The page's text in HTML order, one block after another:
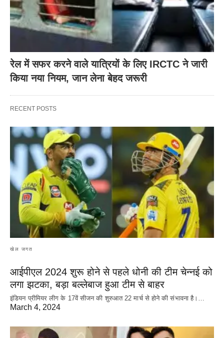
रेल में सफर करने वाले यात्रियों के लिए IRCTC ने जारी
किया नया नियम, जान लेना बेहद जरूरी
RECENT POSTS
खेल जगत
आईपीएल 2024 शुरू होने से पहले धोनी की टीम चेन्नई को
लगा झटका, बड़ा बल्लेबाज हुआ टीम से बाहर
इंडियन प्रीमियर लीग के 17वें सीजन की शुरुआत 22 मार्च से होने की संभावना है।…
March 4, 2024